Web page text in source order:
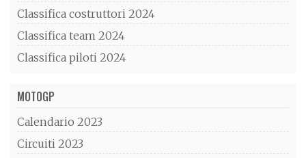
Classifica costruttori 2024
Classifica team 2024
Classifica piloti 2024
MOTOGP
Calendario 2023
Circuiti 2023